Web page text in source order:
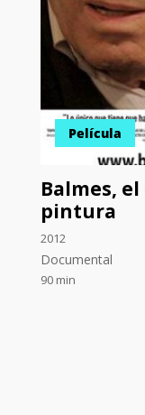
Película
Balmes,
pintura
2012
Documental
90 min